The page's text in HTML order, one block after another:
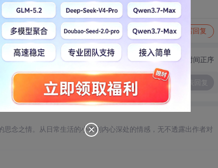
转发到动态 举报 写回复
切换为时间正序
思念之情。从日常生活的小事到内心深处的情感，无不透露出作者对